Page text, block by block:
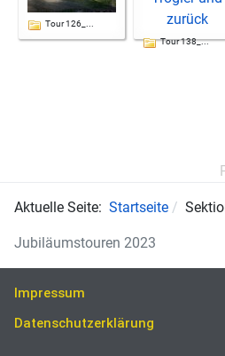
Tour 126_...
Tour 138_...
Aktuelle Seite: Startseite
Jubiläumstouren 2023
Impressum
Datenschutzerklärung